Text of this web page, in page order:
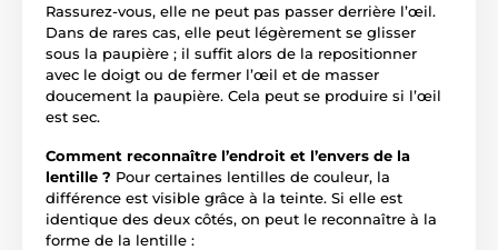
Rassurez-vous, elle ne peut pas passer derrière l’œil.
Dans de rares cas, elle peut légèrement se glisser
sous la paupière ; il suffit alors de la repositionner
avec le doigt ou de fermer l’œil et de masser
doucement la paupière. Cela peut se produire si l’œil
est sec.
Comment reconnaître l’endroit et l’envers de la
lentille ? Pour certaines lentilles de couleur, la
différence est visible grâce à la teinte. Si elle est
identique des deux côtés, on peut le reconnaître à la
forme de la lentille :